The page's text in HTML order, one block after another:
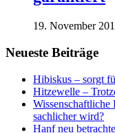
19. November
Neueste Beiträge
Hibiskus – sorgt
Hitzewelle –
sachlicher wird?
Hanf neu